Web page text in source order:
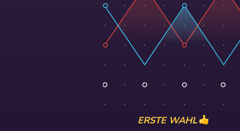
ERSTE WAHL